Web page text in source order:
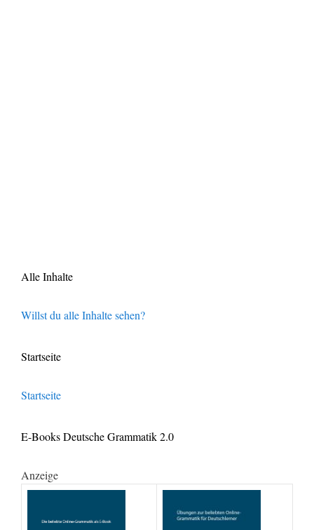
Alle Inhalte
Willst du alle Inhalte sehen?
Startseite
Startseite
E-Books Deutsche Grammatik 2.0
Anzeige